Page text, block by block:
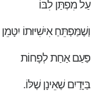
עַל מִפְתַּן לִבּוֹ
וְשֶׁמַּפְתֵּחַ אִישִׁיּוּתוֹ
פַּעַם אַחַת לְפָחוֹת
בַּיָּדַיִם שֶׁאֵינָן שֶׁלּוֹ.